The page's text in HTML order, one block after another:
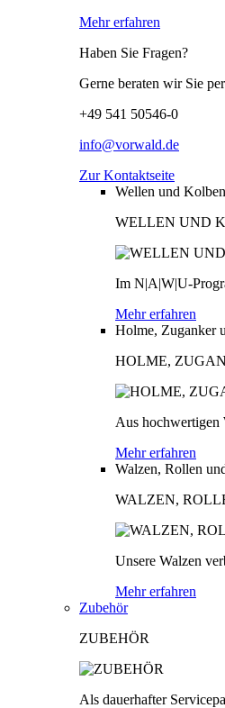
Mehr erfahren
Haben Sie Fragen?
Gerne beraten wir Sie
+49 541 50546-0
info@vorwald.de
Zur Kontaktseite
Wellen und Kolben
WELLEN UND
Im N|A|W|U-
Mehr erfahren
Holme, Zuganker
HOLME,
Aus hochwertigen
Mehr erfahren
Walzen, Rollen
WALZEN,
Unsere Walzen
Mehr erfahren
Zubehör
ZUBEHÖR
Als dauerhafter